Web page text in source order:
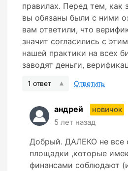
правилах. Перед тем, как
вы обязаны были с ними
вам ответили, что
значит согласились с
нашей практики на всех
заводят деньги,
1 ответ Ответить
андрей
новичок
5 лет назад
Добрый. ДАЛЕКО не все
площадки ,которые
финансами соблюдают